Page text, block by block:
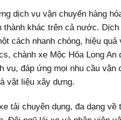
dịch vụ vận chuyển hàng
khác trên cả nước.
cách nhanh chóng, hiệu
chành xe Mộc Hóa Long An
đáp ứng mọi nhu cầu vận
vật liệu xây dựng.
tải chuyên dụng, đa dạng về